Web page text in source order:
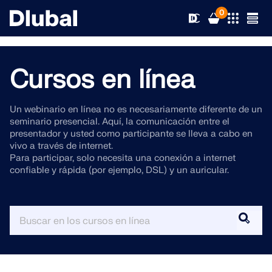
0
Sectores
Áreas de aplicación
Servicios en línea
Productos
RFEM 6
El único software de análisis por elementos finitos que
necesita para sus proyectos
Soporte
Formación
Novedades
Recursos
Cursos en línea
Un webinario en línea no es necesariamente diferente de un
seminario presencial. Aquí, la comunicación entre el
presentador y usted como participante se lleva a cabo en
vivo a través de internet.
Para participar, solo necesita una conexión a internet
confiable y rápida (por ejemplo, DSL) y un auricular.